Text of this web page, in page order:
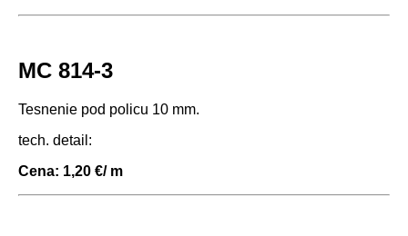
MC 814-3
Tesnenie pod policu 10 mm.
tech. detail:
Cena: 1,20 €/ m